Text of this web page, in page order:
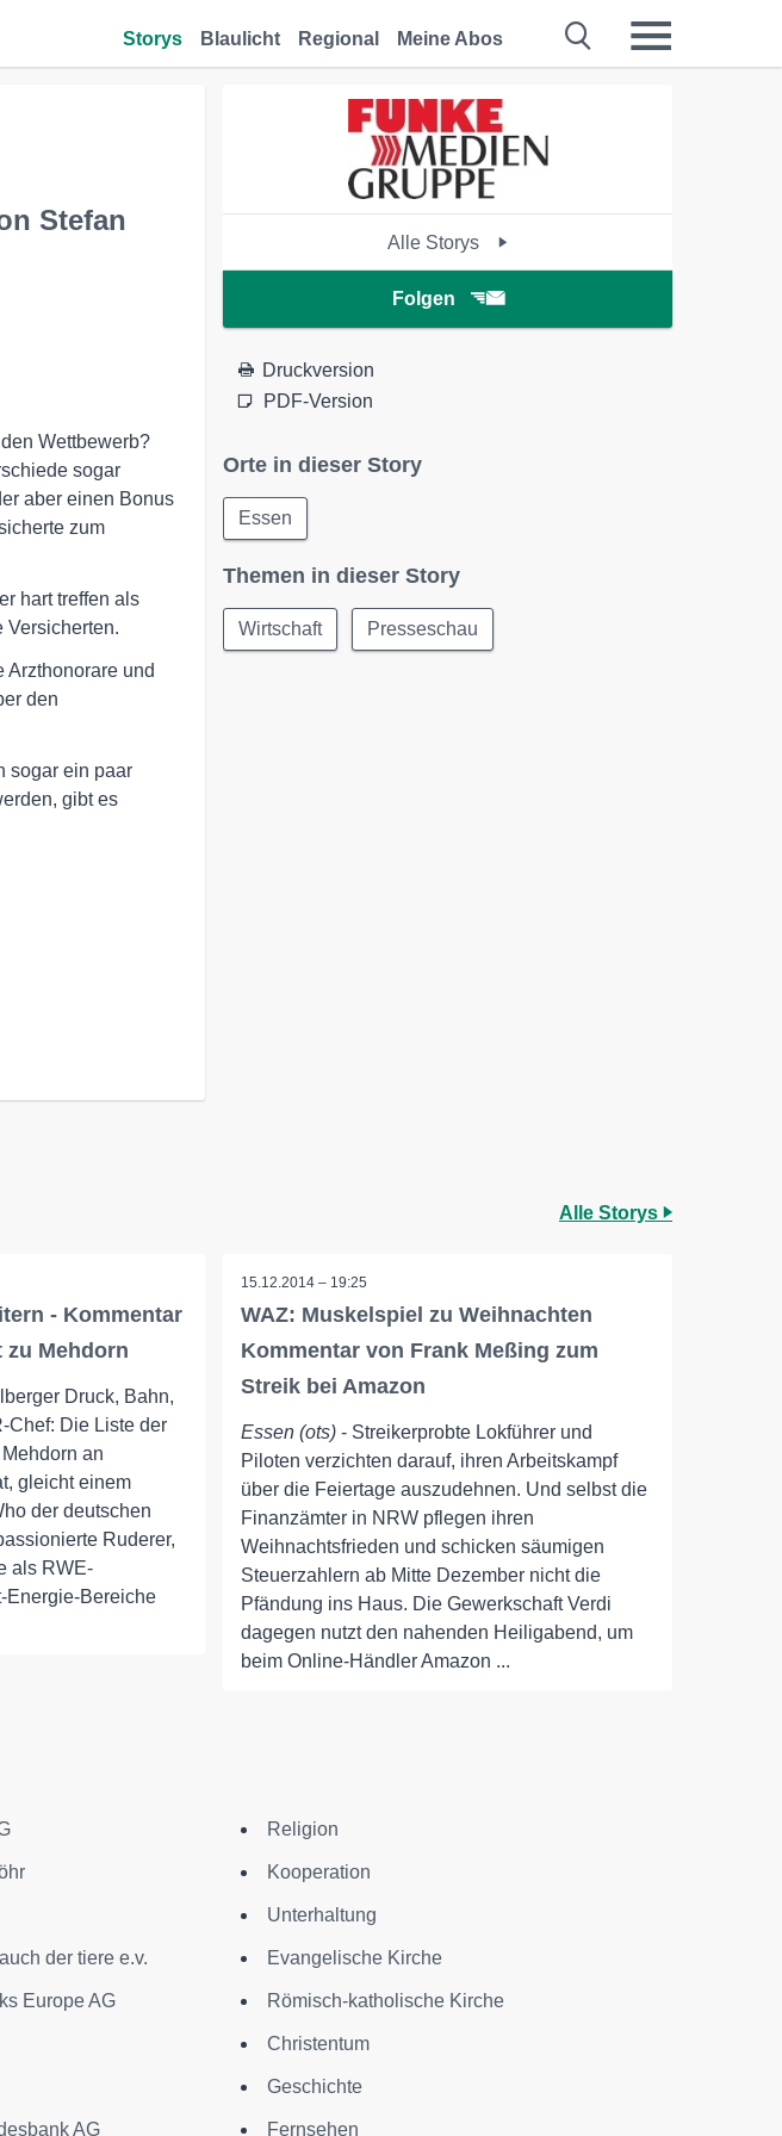
Storys Blaulicht Regional Meine Abos
Stefan
Wettbewerb?
sogar
aber einen Bonus
zum
hart treffen als
Versicherten.
Arzthonorare und
den
sogar ein paar
gibt es
Alle Storys
Folgen
Druckversion
PDF-Version
Orte in dieser Story
Essen
Themen in dieser Story
Wirtschaft Presseschau
Alle Storys
- Kommentar
Mehdorn
Druck, Bahn,
Chef: Die Liste der
an
gleicht einem
der deutschen
Ruderer,
als RWE-
Energie-Bereiche
15.12.2014 – 19:25
WAZ: Muskelspiel zu Weihnachten
Kommentar von Frank Meßing zum
Streik bei Amazon
Essen (ots) - Streikerprobte Lokführer und
Piloten verzichten darauf, ihren Arbeitskampf
über die Feiertage auszudehnen. Und selbst die
Finanzämter in NRW pflegen ihren
Weihnachtsfrieden und schicken säumigen
Steuerzahlern ab Mitte Dezember nicht die
Pfändung ins Haus. Die Gewerkschaft Verdi
dagegen nutzt den nahenden Heiligabend, um
beim Online-Händler Amazon ...
der tiere e.v.
Europe AG
AG
Religion
Kooperation
Unterhaltung
Evangelische Kirche
Römisch-katholische Kirche
Christentum
Geschichte
Fernsehen